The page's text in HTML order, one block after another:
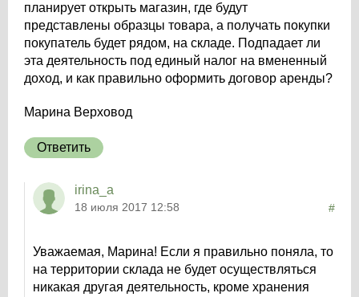
планирует открыть магазин, где будут
представлены образцы товара, а получать покупки
покупатель будет рядом, на складе. Подпадает ли
эта деятельность под единый налог на вмененный
доход, и как правильно оформить договор аренды?
Марина Верховод
Ответить
irina_a
18 июля 2017 12:58 #
Уважаемая, Марина! Если я правильно поняла, то
на территории склада не будет осуществляться
никакая другая деятельность, кроме хранения